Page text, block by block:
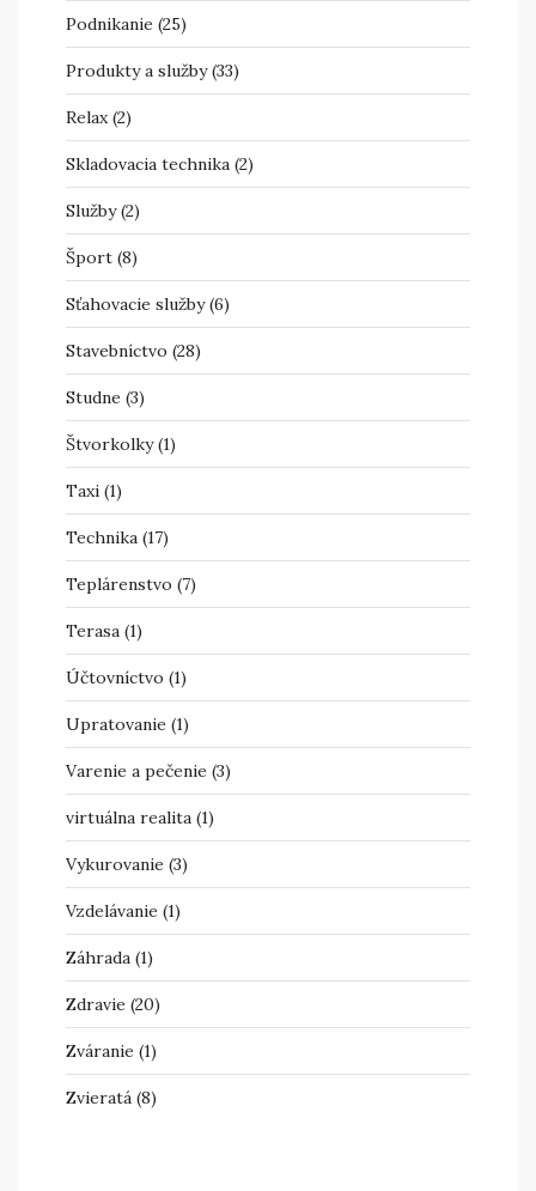
Podnikanie (25)
Produkty a služby(33)
Relax(2)
Skladovacia technika (2)
Služby(2)
Šport (8)
Sťahovacie služby(6)
Stavebníctvo (28)
Studne (3)
Štvorkolky(1)
Taxi (1)
Technika (17)
Teplárenstvo (7)
Terasa (1)
Účtovníctvo (1)
Upratovanie (1)
Varenie a pečenie (3)
virtuálna realita (1)
Vykurovanie (3)
Vzdelávanie (1)
Záhrada (1)
Zdravie (20)
Zváranie (1)
Zvieratá (8)